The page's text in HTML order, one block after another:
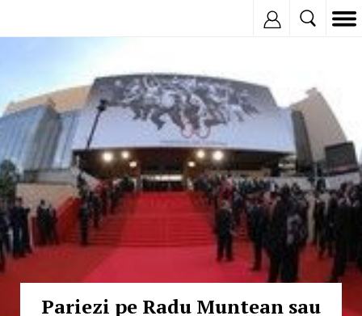
Pariezi pe Radu Muntean sau